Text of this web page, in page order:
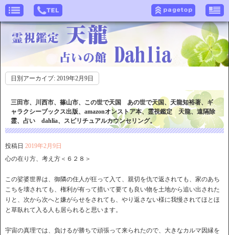
日別アーカイブ: 2019年2月9日
三田市、川西市、篠山市、この世で天国 あの世で天国、天龍知裕著、ギ
ャラクシーブックス出版、amazonオンストア本、霊視鑑定 天龍、遠隔除
霊、占い dahlia、スピリチュアルカウンセリング。
投稿日 2019年2月9日
心の在り方、考え方＜６２８＞
この娑婆世界は、御隣の住人が狂って入て、親切を仇で返されても、家のあち
こちを壊されても、権利が有って措いて要ても良い物を土地から追い出された
りと、次から次へと嫌がらせをされても、やり返さない様に我慢されてほとほ
と草臥れて入る人も居られると思います。
宇宙の真理では、負けるが勝ちで頑張って来られたので、大きなカルマ因縁を